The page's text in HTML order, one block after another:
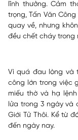
lĩnh thưởng. Cảm
trọng, Tấn Văn
quay về, nhưng
đều chết cháy trong
Vì quá đau lòng và
công lớn trong việc
miếu thờ và hạ
lửa trong 3 ngày và
Giới Tử Thôi. Kể từ
đến ngày nay.